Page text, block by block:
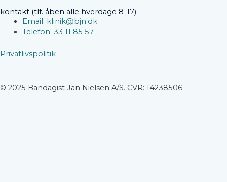
kontakt (tlf. åben alle hverdage 8-17)
Email: klinik@bjn.dk
Telefon: 33 11 85 57
Privatlivspolitik
© 2025 Bandagist Jan Nielsen A/S. CVR: 14238506